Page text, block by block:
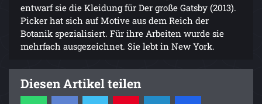
entwarf sie die Kleidung für Der große Gatsby (2013).
Picker hat sich auf Motive aus dem Reich der
Botanik spezialisiert. Für ihre Arbeiten wurde sie
mehrfach ausgezeichnet. Sie lebt in New York.
Diesen Artikel teilen